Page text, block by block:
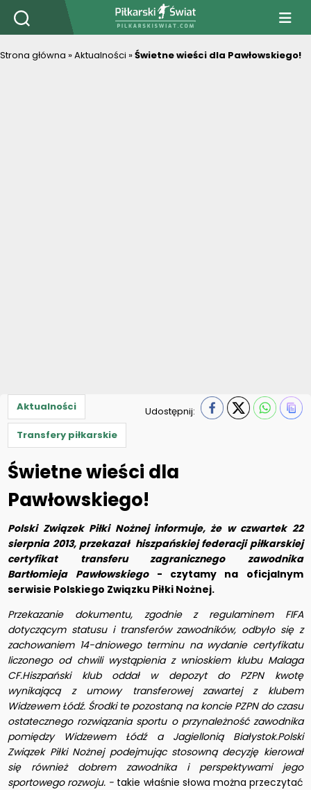
PiłkarskiSwiat.com
Strona główna »Aktualności »Świetne wieści dla Pawłowskiego!
Aktualności
Transfery piłkarskie
Udostępnij:
Świetne wieści dla
Pawłowskiego!
Polski Związek Piłki Nożnej informuje, że w czwartek 22
sierpnia 2013, przekazał hiszpańskiej federacji piłkarskiej
certyfikat transferu zagranicznego zawodnika
Bartłomieja Pawłowskiego
- czytamy na oficjalnym
serwisie Polskiego Związku Piłki Nożnej.
Przekazanie dokumentu, zgodnie z regulaminem FIFA
dotyczącym statusu i transferów zawodników, odbyło się z
zachowaniem 14-dniowego terminu na wydanie certyfikatu
liczonego od chwili wystąpienia z wnioskiem klubu Malaga
CF.Hiszpański klub oddał w depozyt do PZPN kwotę
wynikającą z umowy transferowej zawartej z klubem
Widzewem Łódź. Środki te pozostaną na koncie PZPN do czasu
ostatecznego rozwiązania sportu o przynależność zawodnika
pomiędzy Widzewem Łódź a Jagiellonią Białystok.Polski
Związek Piłki Nożnej podejmując stosowną decyzję kierował
się również dobrem zawodnika i perspektywami jego
sportowego rozwoju. - takie właśnie słowa można przeczytać